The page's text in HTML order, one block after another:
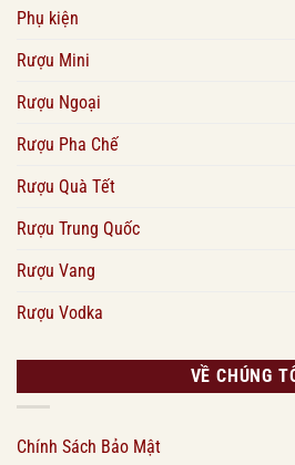
Phụ kiện
Rượu Mini
Rượu Ngoại
Rượu Pha Chế
Rượu Quà Tết
Rượu Trung Quốc
Rượu Vang
Rượu Vodka
VỀ CHÚNG
Chính Sách Bảo Mật